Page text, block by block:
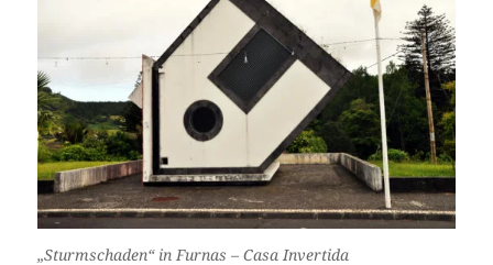
„Sturmschaden“ in Furnas – Casa Invertida